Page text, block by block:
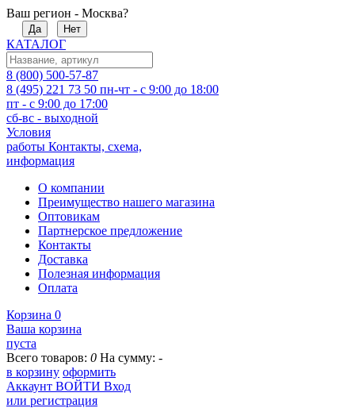
Ваш регион - Москва?
Да Нет
КАТАЛОГ
8 (800) 500-57-87
8 (495) 221 73 50 пн-чт - с 9:00 до 18:00
пт - с 9:00 до 17:00
сб-вс - выходной
Условия
работы Контакты, схема,
информация
О компании
Преимущество нашего магазина
Оптовикам
Партнерское предложение
Контакты
Доставка
Полезная информация
Оплата
Корзина 0
Ваша корзина
пуста
Всего товаров: 0 На сумму: -
в корзину оформить
Аккаунт ВОЙТИ Вход
или регистрация